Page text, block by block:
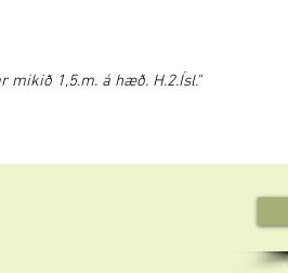
1,5.m. á hæð. H.2.Ísl."